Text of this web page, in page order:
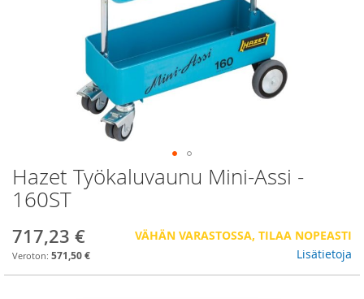
Skip
to
the
of
the
Hazet Työkaluvaunu Mini-Assi -
160ST
717,23 €
571,50 €
VÄHÄN VARASTOSSA, TILAA NOPEASTI
Lisätietoja